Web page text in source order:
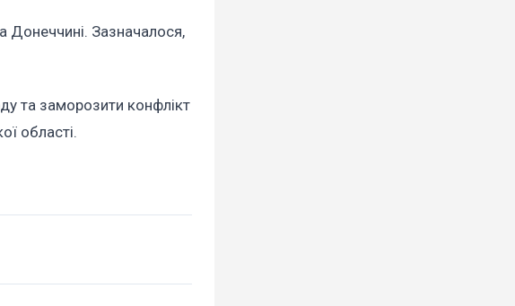
Донеччині. Зазначалося,
та заморозити конфлікт
області.